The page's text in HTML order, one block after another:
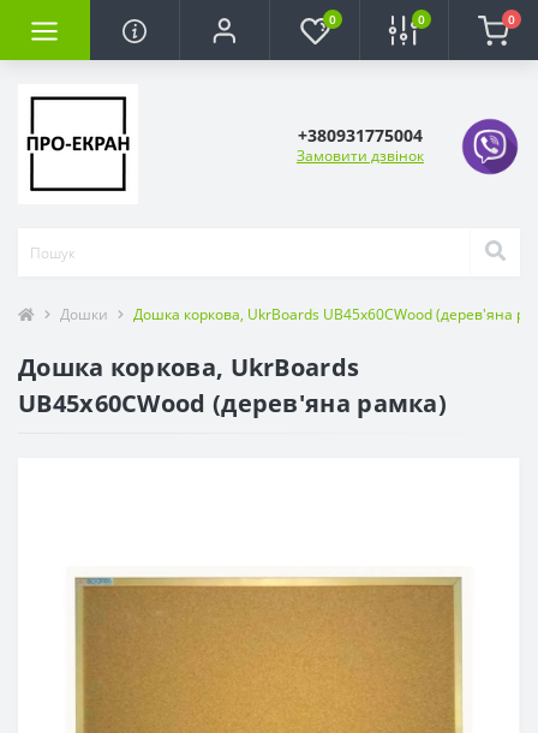
0 0 0
+380931775004
Замовити дзвінок
Дошки Дошка коркова, UkrBoards UB45x60CWood (дерев'яна
Дошка коркова, UkrBoards
UB45x60CWood (дерев'яна рамка)